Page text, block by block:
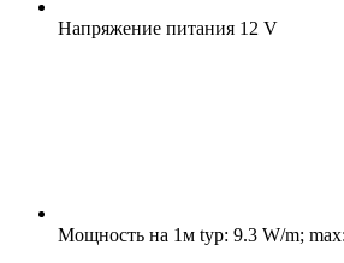
Напряжение питания 12 V
Мощность на 1м typ: 9.3 W/m;